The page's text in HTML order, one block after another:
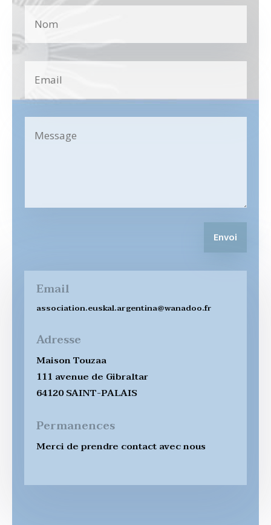
Envoi
Email
association.euskal.argentina@wanadoo.fr
Adresse
Maison Touzaa
111 avenue de Gibraltar
64120 SAINT-PALAIS
Permanences
Merci de prendre contact avec nous